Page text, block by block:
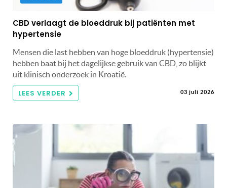
CBD verlaagt de bloeddruk bij patiënten met
hypertensie
Mensen die last hebben van hoge bloeddruk (hypertensie)
hebben baat bij het dagelijkse gebruik van CBD, zo blijkt
uit klinisch onderzoek in Kroatië.
LEES VERDER 03 juli 2026